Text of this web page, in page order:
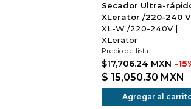
Secador Ultra-
XLerator /220-240 V
XL-W /220-240V |
XLerator
Precio de lista:
$17,706.24 MXN -
$ 15,050.30 MXN
Agregar al